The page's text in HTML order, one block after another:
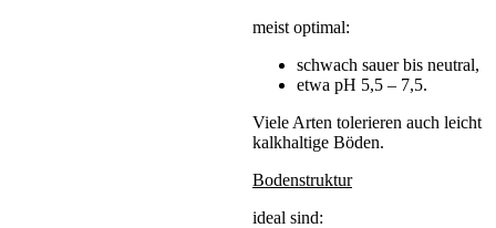
meist optimal:
schwach sauer bis neutral,
etwa pH 5,5 – 7,5.
Viele Arten tolerieren auch leicht
kalkhaltige Böden.
Bodenstruktur
ideal sind: